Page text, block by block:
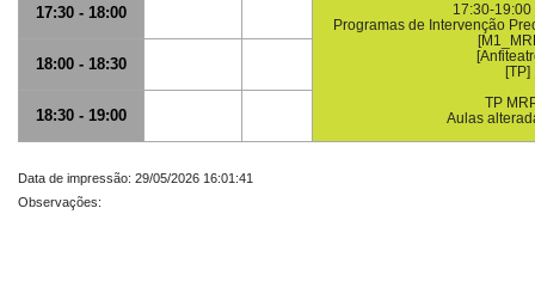
17:30 - 18:00
17:30-19:00
Programas de Intervenção
[TP]
TP
Aulas
18:00 - 18:30
18:30 - 19:00
Data de impressão: 29/05/2026 16:01:41
Observações: